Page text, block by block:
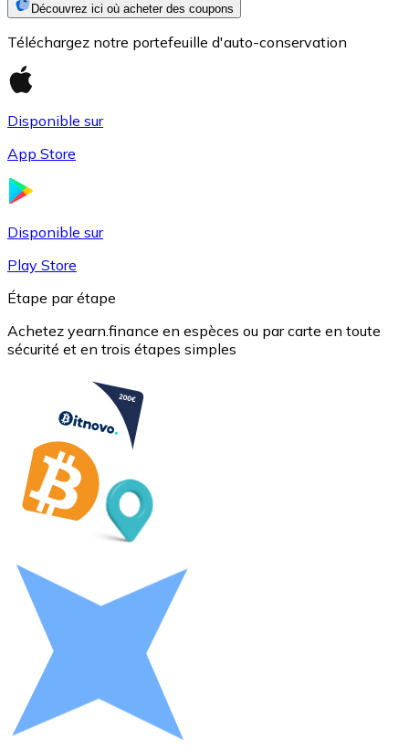
Litecoin
LTC
XRP
XRP
Découvrez ici où acheter des coupons
Téléchargez notre portefeuille d'auto-conservation
Disponible sur
App Store
Disponible sur
Play Store
Étape par étape
Achetez yearn.finance en espèces ou par carte en toute
sécurité et en trois étapes simples